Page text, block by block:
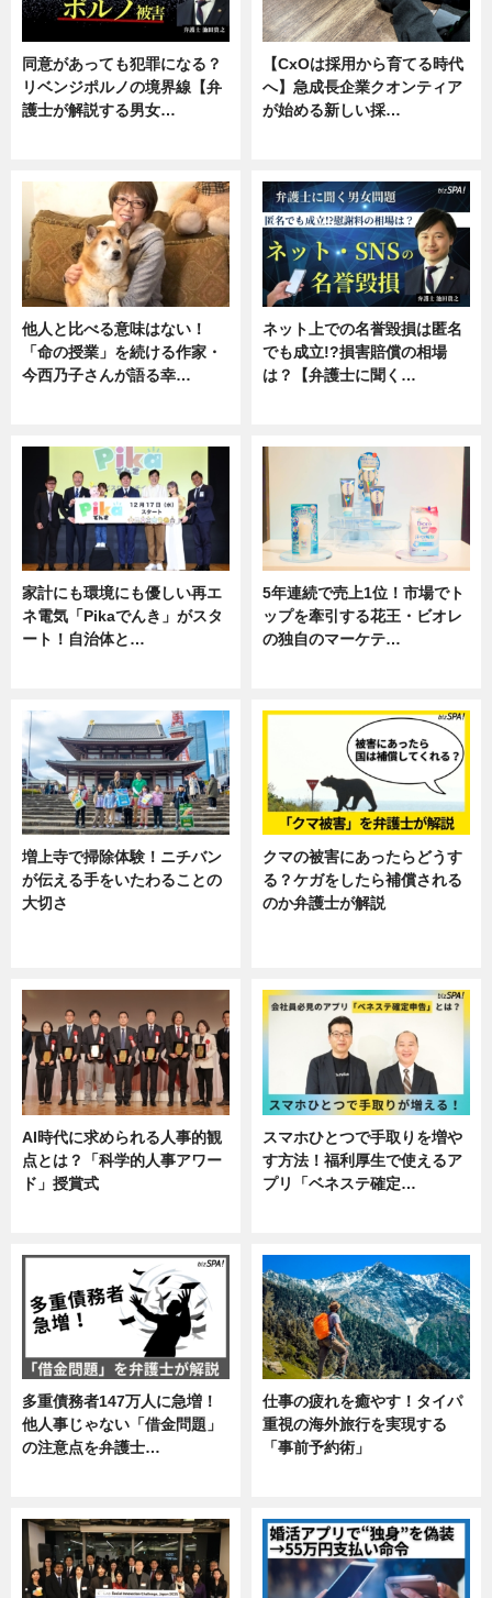
同意があっても犯罪になる？
リベンジポルノの境界線【弁
護士が解説する男女…
【CxOは採用から育てる時代
へ】急成長企業クオンティア
が始める新しい採…
他人と比べる意味はない！
「命の授業」を続ける作家・
今西乃子さんが語る幸…
ネット上での名誉毀損は匿名
でも成立!?損害賠償の相場
は？【弁護士に聞く…
家計にも環境にも優しい再エ
ネ電気「Pikaでんき」がスタ
ート！自治体と…
5年連続で売上1位！市場でト
ップを牽引する花王・ビオレ
の独自のマーケテ…
増上寺で掃除体験！ニチバン
が伝える手をいたわることの
大切さ
クマの被害にあったらどうす
る？ケガをしたら補償される
のか弁護士が解説
AI時代に求められる人事的観
点とは？「科学的人事アワー
ド」授賞式
スマホひとつで手取りを増や
す方法！福利厚生で使えるア
プリ「ベネステ確定…
多重債務者147万人に急増！
他人事じゃない「借金問題」
の注意点を弁護士…
仕事の疲れを癒やす！タイパ
重視の海外旅行を実現する
「事前予約術」